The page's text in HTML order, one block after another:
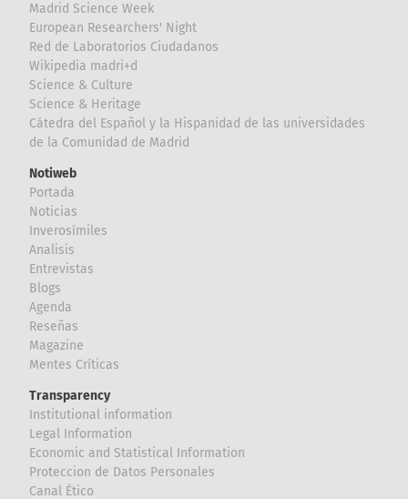
Madrid Science Week
European Researchers' Night
Red de Laboratorios Ciudadanos
Wikipedia madri+d
Science & Culture
Science & Heritage
Cátedra del Español y la Hispanidad de las universidades
de la Comunidad de Madrid
Notiweb
Portada
Noticias
Inverosímiles
Analisis
Entrevistas
Blogs
Agenda
Reseñas
Magazine
Mentes Críticas
Transparency
Institutional information
Legal Information
Economic and Statistical Information
Proteccion de Datos Personales
Canal Ético